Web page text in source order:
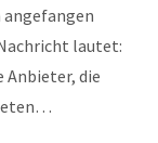
angefangen
lautet:
Anbieter, die